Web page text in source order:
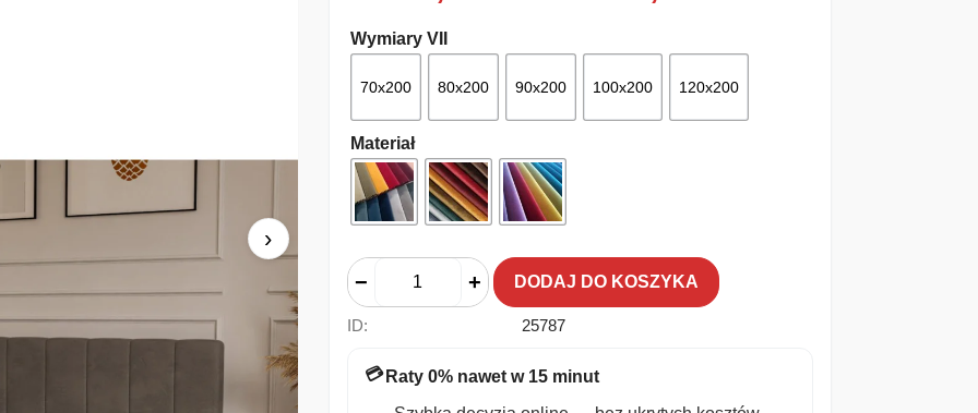
›
Wymiary VII
70x200 80x200 90x200 100x200 120x200
Materiał
− + DODAJ DO KOSZYKA
ID: 25787
💳 Raty 0% nawet w 15 minut